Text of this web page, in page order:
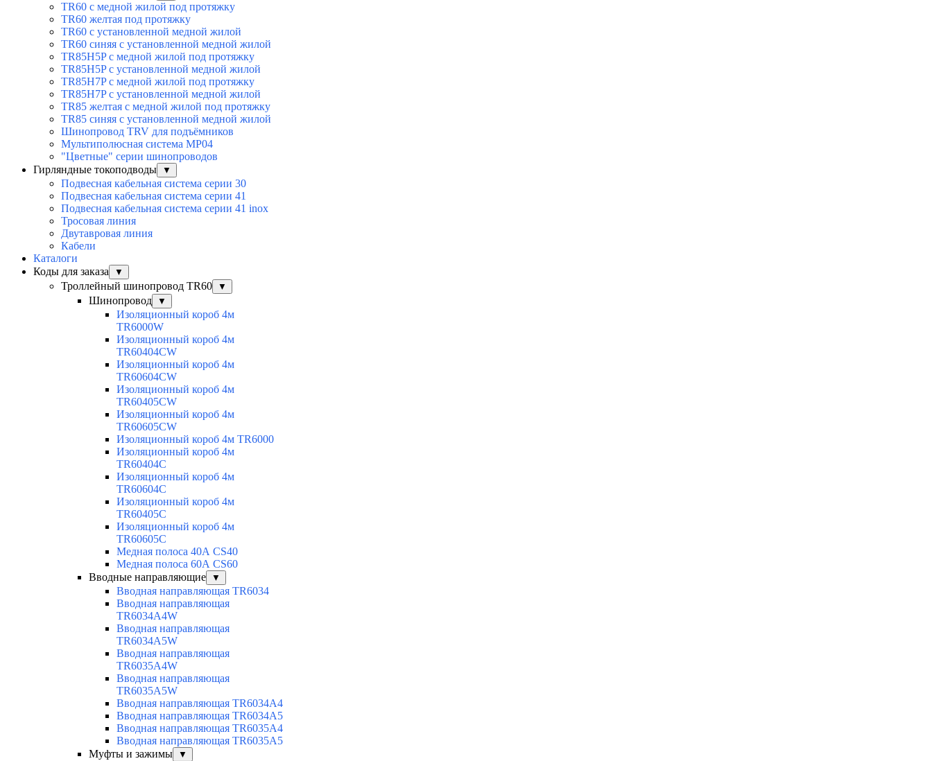
TR60 с медной жилой под протяжку
TR60 желтая под протяжку
TR60 с установленной медной жилой
TR60 синяя с установленной медной жилой
TR85H5P с медной жилой под протяжку
TR85H5P с установленной медной жилой
TR85H7P с медной жилой под протяжку
TR85H7P с установленной медной жилой
TR85 желтая с медной жилой под протяжку
TR85 синяя с установленной медной жилой
Шинопровод TRV для подъёмников
Мультиполюсная система MP04
"Цветные" серии шинопроводов
Гирляндные токоподводы
▼
Подвесная кабельная система серии 30
Подвесная кабельная система серии 41
Подвесная кабельная система серии 41 inox
Тросовая линия
Двутавровая линия
Кабели
Каталоги
Коды для заказа
▼
Троллейный шинопровод TR60 ▼
Шинопровод ▼
Изоляционный короб 4м
TR6000W
Изоляционный короб 4м
TR60404CW
Изоляционный короб 4м
TR60604CW
Изоляционный короб 4м
TR60405CW
Изоляционный короб 4м
TR60605CW
Изоляционный короб 4м TR6000
Изоляционный короб 4м
TR60404C
Изоляционный короб 4м
TR60604C
Изоляционный короб 4м
TR60405C
Изоляционный короб 4м
TR60605C
Медная полоса 40А CS40
Медная полоса 60А CS60
Вводные направляющие
▼
Вводная направляющая TR6034
Вводная направляющая
TR6034A4W
Вводная направляющая
TR6034A5W
Вводная направляющая
TR6035A4W
Вводная направляющая
TR6035A5W
Вводная направляющая TR6034A4
Вводная направляющая TR6034A5
Вводная направляющая TR6035A4
Вводная направляющая TR6035A5
Муфты и зажимы
▼